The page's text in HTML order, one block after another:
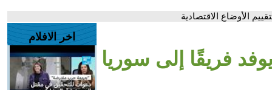
الأوضاع الاقتصادية
فريقًا إلى سوريا
اخر الافلام